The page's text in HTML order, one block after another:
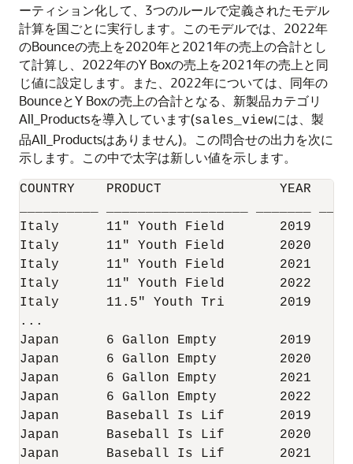
ーティション化して、3つのルールで定義されたモデル
計算を国ごとに実行します。このモデルでは、2022年
のBounceの売上を2020年と2021年の売上の合計とし
て計算し、2022年のY Boxの売上を2021年の売上と同
じ値に設定します。また、2022年については、同年の
BounceとY Boxの売上の合計となる、新製品カテゴリ
All_Productsを導入しています(sales_viewには、製
品All_Productsはありません)。この問合せの出力を次に
示します。この中で太字は新しい値を示します。
COUNTRY    PRODUCT               YEAR
Italy      11" Youth Field       2019
Italy      11" Youth Field       2020
Italy      11" Youth Field       2021
Italy      11" Youth Field       2022
Italy      11.5" Youth Tri       2019
...
Japan      6 Gallon Empty        2019
Japan      6 Gallon Empty        2020
Japan      6 Gallon Empty        2021
Japan      6 Gallon Empty        2022
Japan      Baseball Is Lif       2019
Japan      Baseball Is Lif       2020
Japan      Baseball Is Lif       2021